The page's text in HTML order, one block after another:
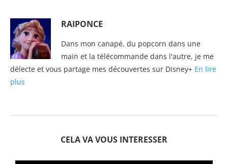
RAIPONCE
Dans mon canapé, du popcorn dans une
main et la télécommande dans l'autre, je me
délecte et vous partage mes découvertes sur Disney+ En lire
plus
CELA VA VOUS INTERESSER